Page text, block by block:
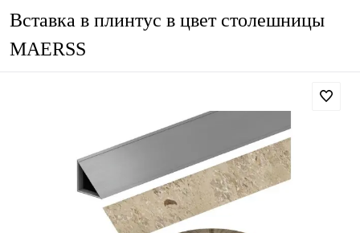
Вставка в плинтус в цвет столешницы
MAERSS